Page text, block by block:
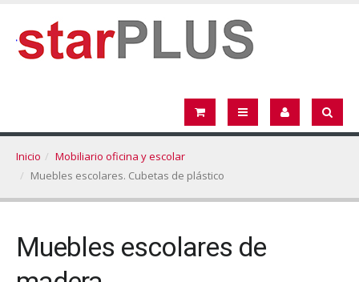
Inicio
Mobiliario oficina y escolar
Muebles escolares. Cubetas de plástico
Muebles escolares de